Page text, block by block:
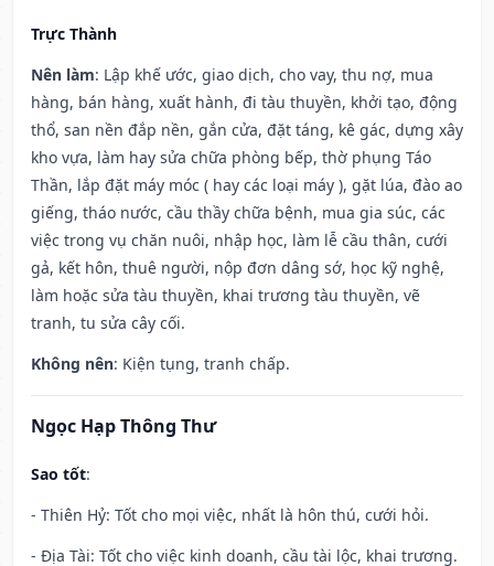
Trực Thành
Nên làm: Lập khế ước, giao dịch, cho vay, thu nợ, mua
hàng, bán hàng, xuất hành, đi tàu thuyền, khởi tạo, động
thổ, san nền đắp nền, gắn cửa, đặt táng, kê gác, dựng xây
kho vựa, làm hay sửa chữa phòng bếp, thờ phụng Táo
Thần, lắp đặt máy móc ( hay các loại máy ), gặt lúa, đào ao
giếng, tháo nước, cầu thầy chữa bệnh, mua gia súc, các
việc trong vụ chăn nuôi, nhập học, làm lễ cầu thân, cưới
gả, kết hôn, thuê người, nộp đơn dâng sớ, học kỹ nghệ,
làm hoặc sửa tàu thuyền, khai trương tàu thuyền, vẽ
tranh, tu sửa cây cối.
Không nên: Kiện tụng, tranh chấp.
Ngọc Hạp Thông Thư
Sao tốt:
- Thiên Hỷ: Tốt cho mọi việc, nhất là hôn thú, cưới hỏi.
- Địa Tài: Tốt cho việc kinh doanh, cầu tài lộc, khai trương.